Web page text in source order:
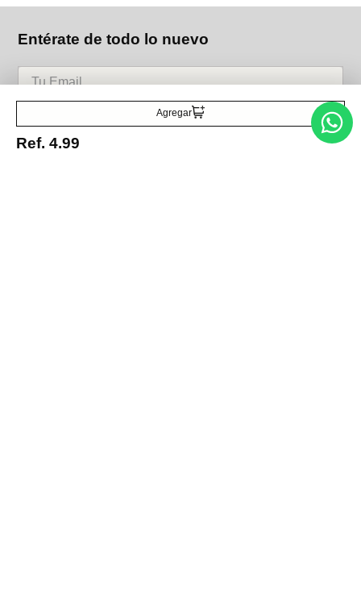
Agregar
Ref. 4.99
Entérate de todo lo nuevo
Acepto la política de tratamiento de datos personales Suscribirse